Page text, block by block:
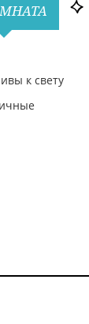
к свету